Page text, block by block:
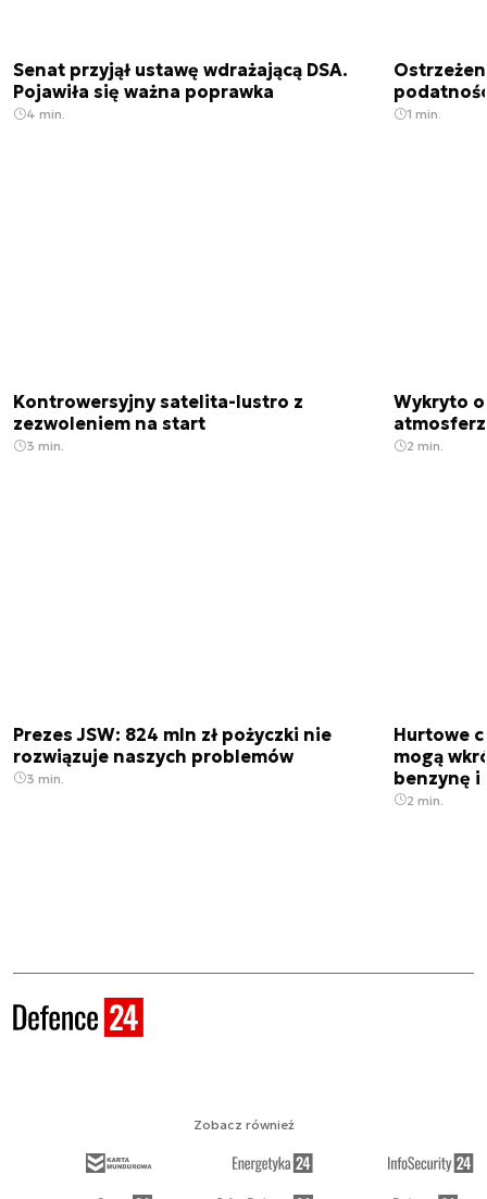
Senat przyjął ustawę wdrażającą DSA.
Pojawiła się ważna poprawka
4 min. 1 min.
Kontrowersyjny satelita-lustro z
zezwoleniem na start
3 min.
Wykryto
2 min.
Prezes JSW: 824 mln zł pożyczki nie
rozwiązuje naszych problemów
3 min.
Hurtowe
mogą
benzynę i
2 min.
Zobacz również